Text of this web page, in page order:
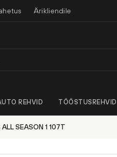
Ärikliendile
REHVID TÖÖSTUSREHVID
SEASON 1 107T